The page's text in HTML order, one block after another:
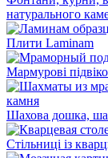
натурального
Плити Laminam
Мармурові
Шахова дошка,
Стільниці із